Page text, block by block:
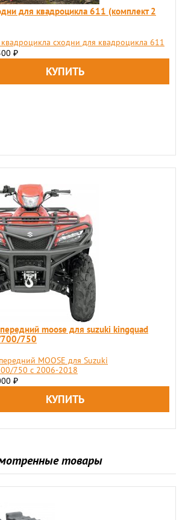
для квадроцикла 611 (комплект 2
сходни для квадроцикла 611
₽
moose для suzuki kingquad
750
MOOSE для Suzuki
750 с 2006-2018
₽
товары